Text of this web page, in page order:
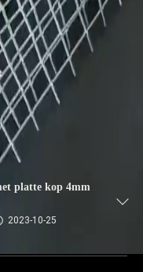
platte kop 4mm
2023-10-25